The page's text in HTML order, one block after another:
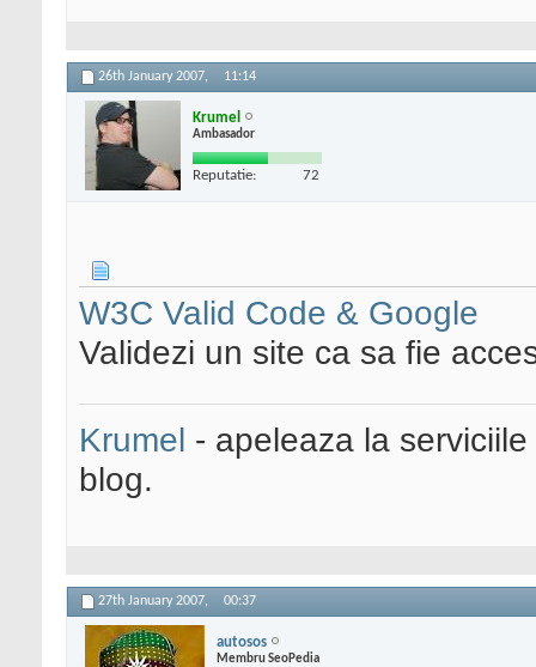
26th January 2007, 11:14
Krumel
Ambasador
Reputatie: 72
W3C Valid Code & Google
Validezi un site ca sa fie
Krumel - apeleaza la
blog.
27th January 2007, 00:37
autosos
Membru SeoPedia